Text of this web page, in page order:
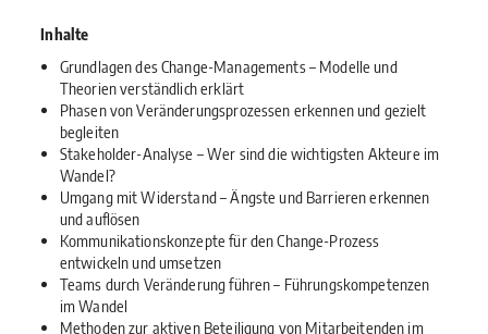
Inhalte
Grundlagen des Change-Managements – Modelle und
Theorien verständlich erklärt
Phasen von Veränderungsprozessen erkennen und gezielt
begleiten
Stakeholder-Analyse – Wer sind die wichtigsten Akteure im
Wandel?
Umgang mit Widerstand – Ängste und Barrieren erkennen
und auflösen
Kommunikationskonzepte für den Change-Prozess
entwickeln und umsetzen
Teams durch Veränderung führen – Führungskompetenzen
im Wandel
Methoden zur aktiven Beteiligung von Mitarbeitenden im